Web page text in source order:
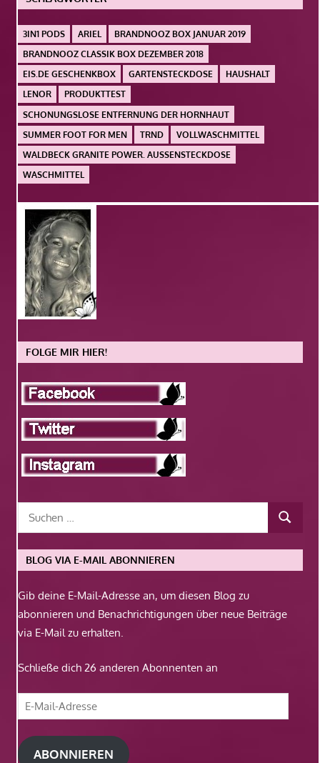
3IN1 PODS ARIEL
BRANDNOOZ BOX JANUAR 2019
BRANDNOOZ CLASSIK BOX DEZEMBER 2018
EIS.DE GESCHENKBOX
GARTENSTECKDOSE
HAUSHALT
LENOR
PRODUKTTEST
SCHONUNGSLOSE ENTFERNUNG DER HORNHAUT
SUMMER FOOT FOR MEN
TRND
VOLLWASCHMITTEL
WALDBECK GRANITE POWER. AUSSENSTECKDOSE
WASCHMITTEL
FOLGE MIR HIER!
BLOG VIA E-MAIL ABONNIEREN
Gib deine E-Mail-Adresse an, um diesen Blog zu
abonnieren und Benachrichtigungen über neue Beiträge
via E-Mail zu erhalten.
Schließe dich 26 anderen Abonnenten an
E-
Mail-
Adresse
ABONNIEREN